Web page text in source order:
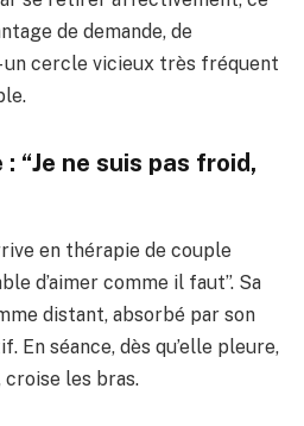
de demande, de
un cercle vicieux très fréquent
“Je ne suis pas froid,
en thérapie de couple
d’aimer comme il faut”. Sa
distant, absorbé par son
En séance, dès qu’elle pleure,
les bras.